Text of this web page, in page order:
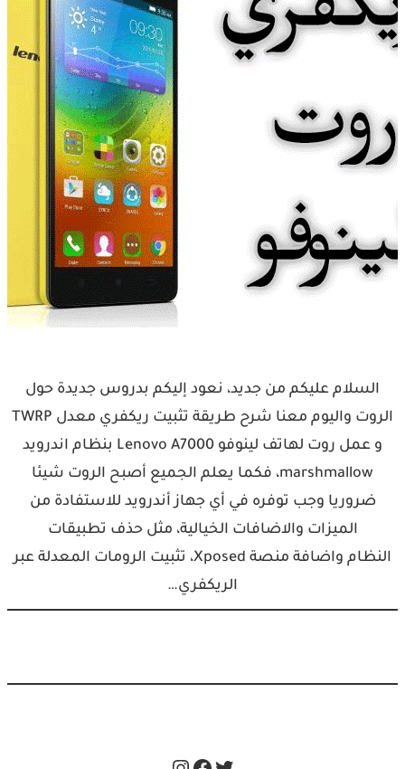
السلام عليكم من جديد، نعود إليكم بدروس جديدة حول
الروت واليوم معنا شرح طريقة تثبيت ريكفري معدل TWRP
و عمل روت لهاتف لينوفو Lenovo A7000 بنظام اندرويد
marshmallow، فكما يعلم الجميع أصبح الروت شيئا
ضروريا وجب توفره في أي جهاز أندرويد للاستفادة من
الميزات والاضافات الخيالية، مثل حذف تطبيقات
النظام واضافة منصة Xposed، تثبيت الرومات المعدلة عبر
الريكفري…